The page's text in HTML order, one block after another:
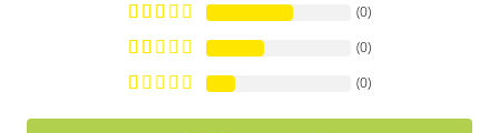
(0)
(0)
(0)